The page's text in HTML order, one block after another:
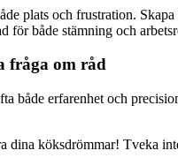
plats och frustration.
för både stämning och
fråga om råd
både erfarenhet och
dina köksdrömmar! Tveka